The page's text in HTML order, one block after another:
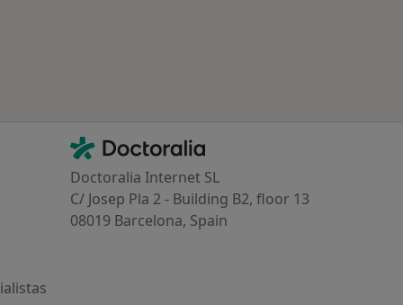
Contacto
Doctoralia - Página de inicio
Doctoralia Internet SL
C/ Josep Pla 2 - Building B2, floor 13
08019 Barcelona, Spain